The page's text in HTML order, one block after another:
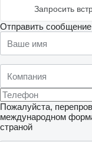
Запросить
Отправить сообщение
Пожалуйста,
международном
страной